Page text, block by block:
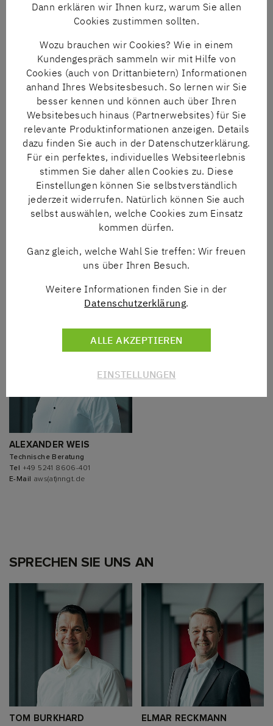
ALEXANDER JUNG
+49 5241 8606-428
KATRIN BIRKE
Tel
+49 5241 8606-37
kbe(at)nngt.de
DAGMAR BLOTEVOGEL
+49 5241 8606-32
dbl(at)nngt.de
ESTHER LERCH
Tel+49 5241 8606-415
E-Mailelh(at)nngt.de
ALEXANDER WEIS
Technische Beratung
Tel +49 5241 8606-401
E-Mail aws(at)nngt.de
SPRECHEN SIE UNS AN
TOM BURKHARD ELMAR RECKMANN
Dann erklären wir Ihnen kurz, warum Sie allen
Cookies zustimmen sollten.
Wozu brauchen wir Cookies? Wie in einem
Kundengespräch sammeln wir mit Hilfe von
Cookies (auch von Drittanbietern) Informationen
anhand Ihres Websitesbesuch. So lernen wir Sie
besser kennen und können auch über Ihren
Websitebesuch hinaus (Partnerwebsites) für Sie
relevante Produktinformationen anzeigen. Details
dazu finden Sie auch in der Datenschutzerklärung.
Für ein perfektes, individuelles Websiteerlebnis
stimmen Sie daher allen Cookies zu. Diese
Einstellungen können Sie selbstverständlich
jederzeit widerrufen. Natürlich können Sie auch
selbst auswählen, welche Cookies zum Einsatz
kommen dürfen.
Ganz gleich, welche Wahl Sie treffen: Wir freuen
uns über Ihren Besuch.
Weitere Informationen finden Sie in der
Datenschutzerklärung.
ALLE AKZEPTIEREN
EINSTELLUNGEN